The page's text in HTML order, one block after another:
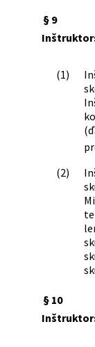
§ 9
(1)
(2)
§ 10